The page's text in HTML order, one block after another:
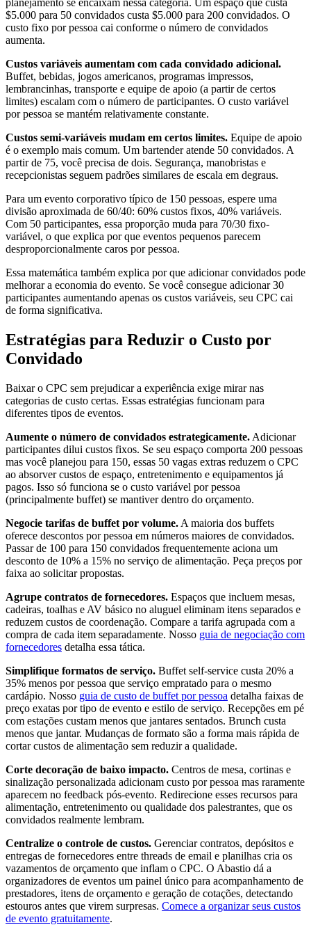
planejamento se encaixam nessa categoria. Um espaço que custa
$5.000 para 50 convidados custa $5.000 para 200 convidados. O
custo fixo por pessoa cai conforme o número de convidados
aumenta.
Custos variáveis aumentam com cada convidado adicional.
Buffet, bebidas, jogos americanos, programas impressos,
lembrancinhas, transporte e equipe de apoio (a partir de certos
limites) escalam com o número de participantes. O custo variável
por pessoa se mantém relativamente constante.
Custos semi-variáveis mudam em certos limites. Equipe de apoio
é o exemplo mais comum. Um bartender atende 50 convidados. A
partir de 75, você precisa de dois. Segurança, manobristas e
recepcionistas seguem padrões similares de escala em degraus.
Para um evento corporativo típico de 150 pessoas, espere uma
divisão aproximada de 60/40: 60% custos fixos, 40% variáveis.
Com 50 participantes, essa proporção muda para 70/30 fixo-
variável, o que explica por que eventos pequenos parecem
desproporcionalmente caros por pessoa.
Essa matemática também explica por que adicionar convidados pode
melhorar a economia do evento. Se você consegue adicionar 30
participantes aumentando apenas os custos variáveis, seu CPC cai
de forma significativa.
Estratégias para Reduzir o Custo por
Convidado
Baixar o CPC sem prejudicar a experiência exige mirar nas
categorias de custo certas. Essas estratégias funcionam para
diferentes tipos de eventos.
Aumente o número de convidados estrategicamente. Adicionar
participantes dilui custos fixos. Se seu espaço comporta 200 pessoas
mas você planejou para 150, essas 50 vagas extras reduzem o CPC
ao absorver custos de espaço, entretenimento e equipamentos já
pagos. Isso só funciona se o custo variável por pessoa
(principalmente buffet) se mantiver dentro do orçamento.
Negocie tarifas de buffet por volume. A maioria dos buffets
oferece descontos por pessoa em números maiores de convidados.
Passar de 100 para 150 convidados frequentemente aciona um
desconto de 10% a 15% no serviço de alimentação. Peça preços por
faixa ao solicitar propostas.
Agrupe contratos de fornecedores. Espaços que incluem mesas,
cadeiras, toalhas e AV básico no aluguel eliminam itens separados e
reduzem custos de coordenação. Compare a tarifa agrupada com a
compra de cada item separadamente. Nosso guia de negociação com
fornecedores detalha essa tática.
Simplifique formatos de serviço. Buffet self-service custa 20% a
35% menos por pessoa que serviço empratado para o mesmo
cardápio. Nosso guia de custo de buffet por pessoa detalha faixas de
preço exatas por tipo de evento e estilo de serviço. Recepções em pé
com estações custam menos que jantares sentados. Brunch custa
menos que jantar. Mudanças de formato são a forma mais rápida de
cortar custos de alimentação sem reduzir a qualidade.
Corte decoração de baixo impacto. Centros de mesa, cortinas e
sinalização personalizada adicionam custo por pessoa mas raramente
aparecem no feedback pós-evento. Redirecione esses recursos para
alimentação, entretenimento ou qualidade dos palestrantes, que os
convidados realmente lembram.
Centralize o controle de custos. Gerenciar contratos, depósitos e
entregas de fornecedores entre threads de email e planilhas cria os
vazamentos de orçamento que inflam o CPC. O Abastio dá a
organizadores de eventos um painel único para acompanhamento de
prestadores, itens de orçamento e geração de cotações, detectando
estouros antes que virem surpresas. Comece a organizar seus custos
de evento gratuitamente.